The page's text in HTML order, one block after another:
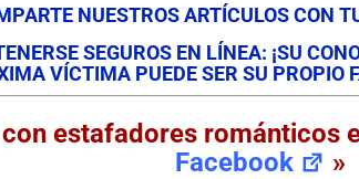
NUESTROS ARTÍCULOS CON
SEGUROS EN LÍNEA: ¡SU
VÍCTIMA PUEDE SER SU PROPIO
estafadores románticos
Facebook
»